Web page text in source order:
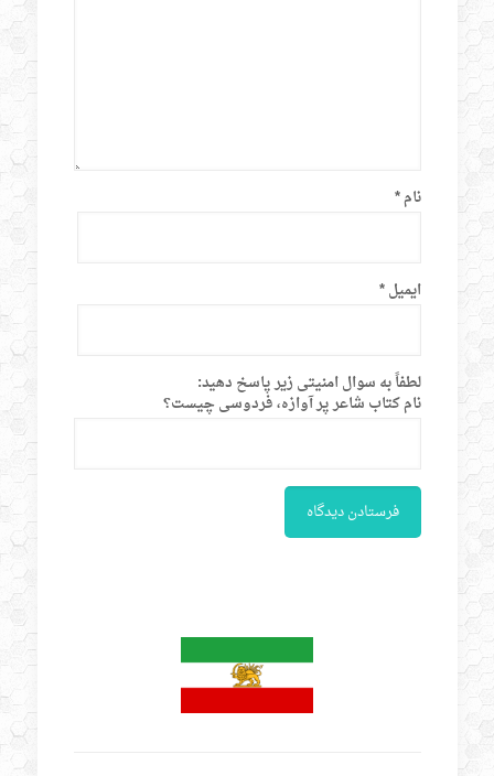
نام*
ایمیل*
لطفاً به سوال امنیتی زیر پاسخ دهید:
نام کتاب شاعر پر آوازه، فردوسی چیست؟